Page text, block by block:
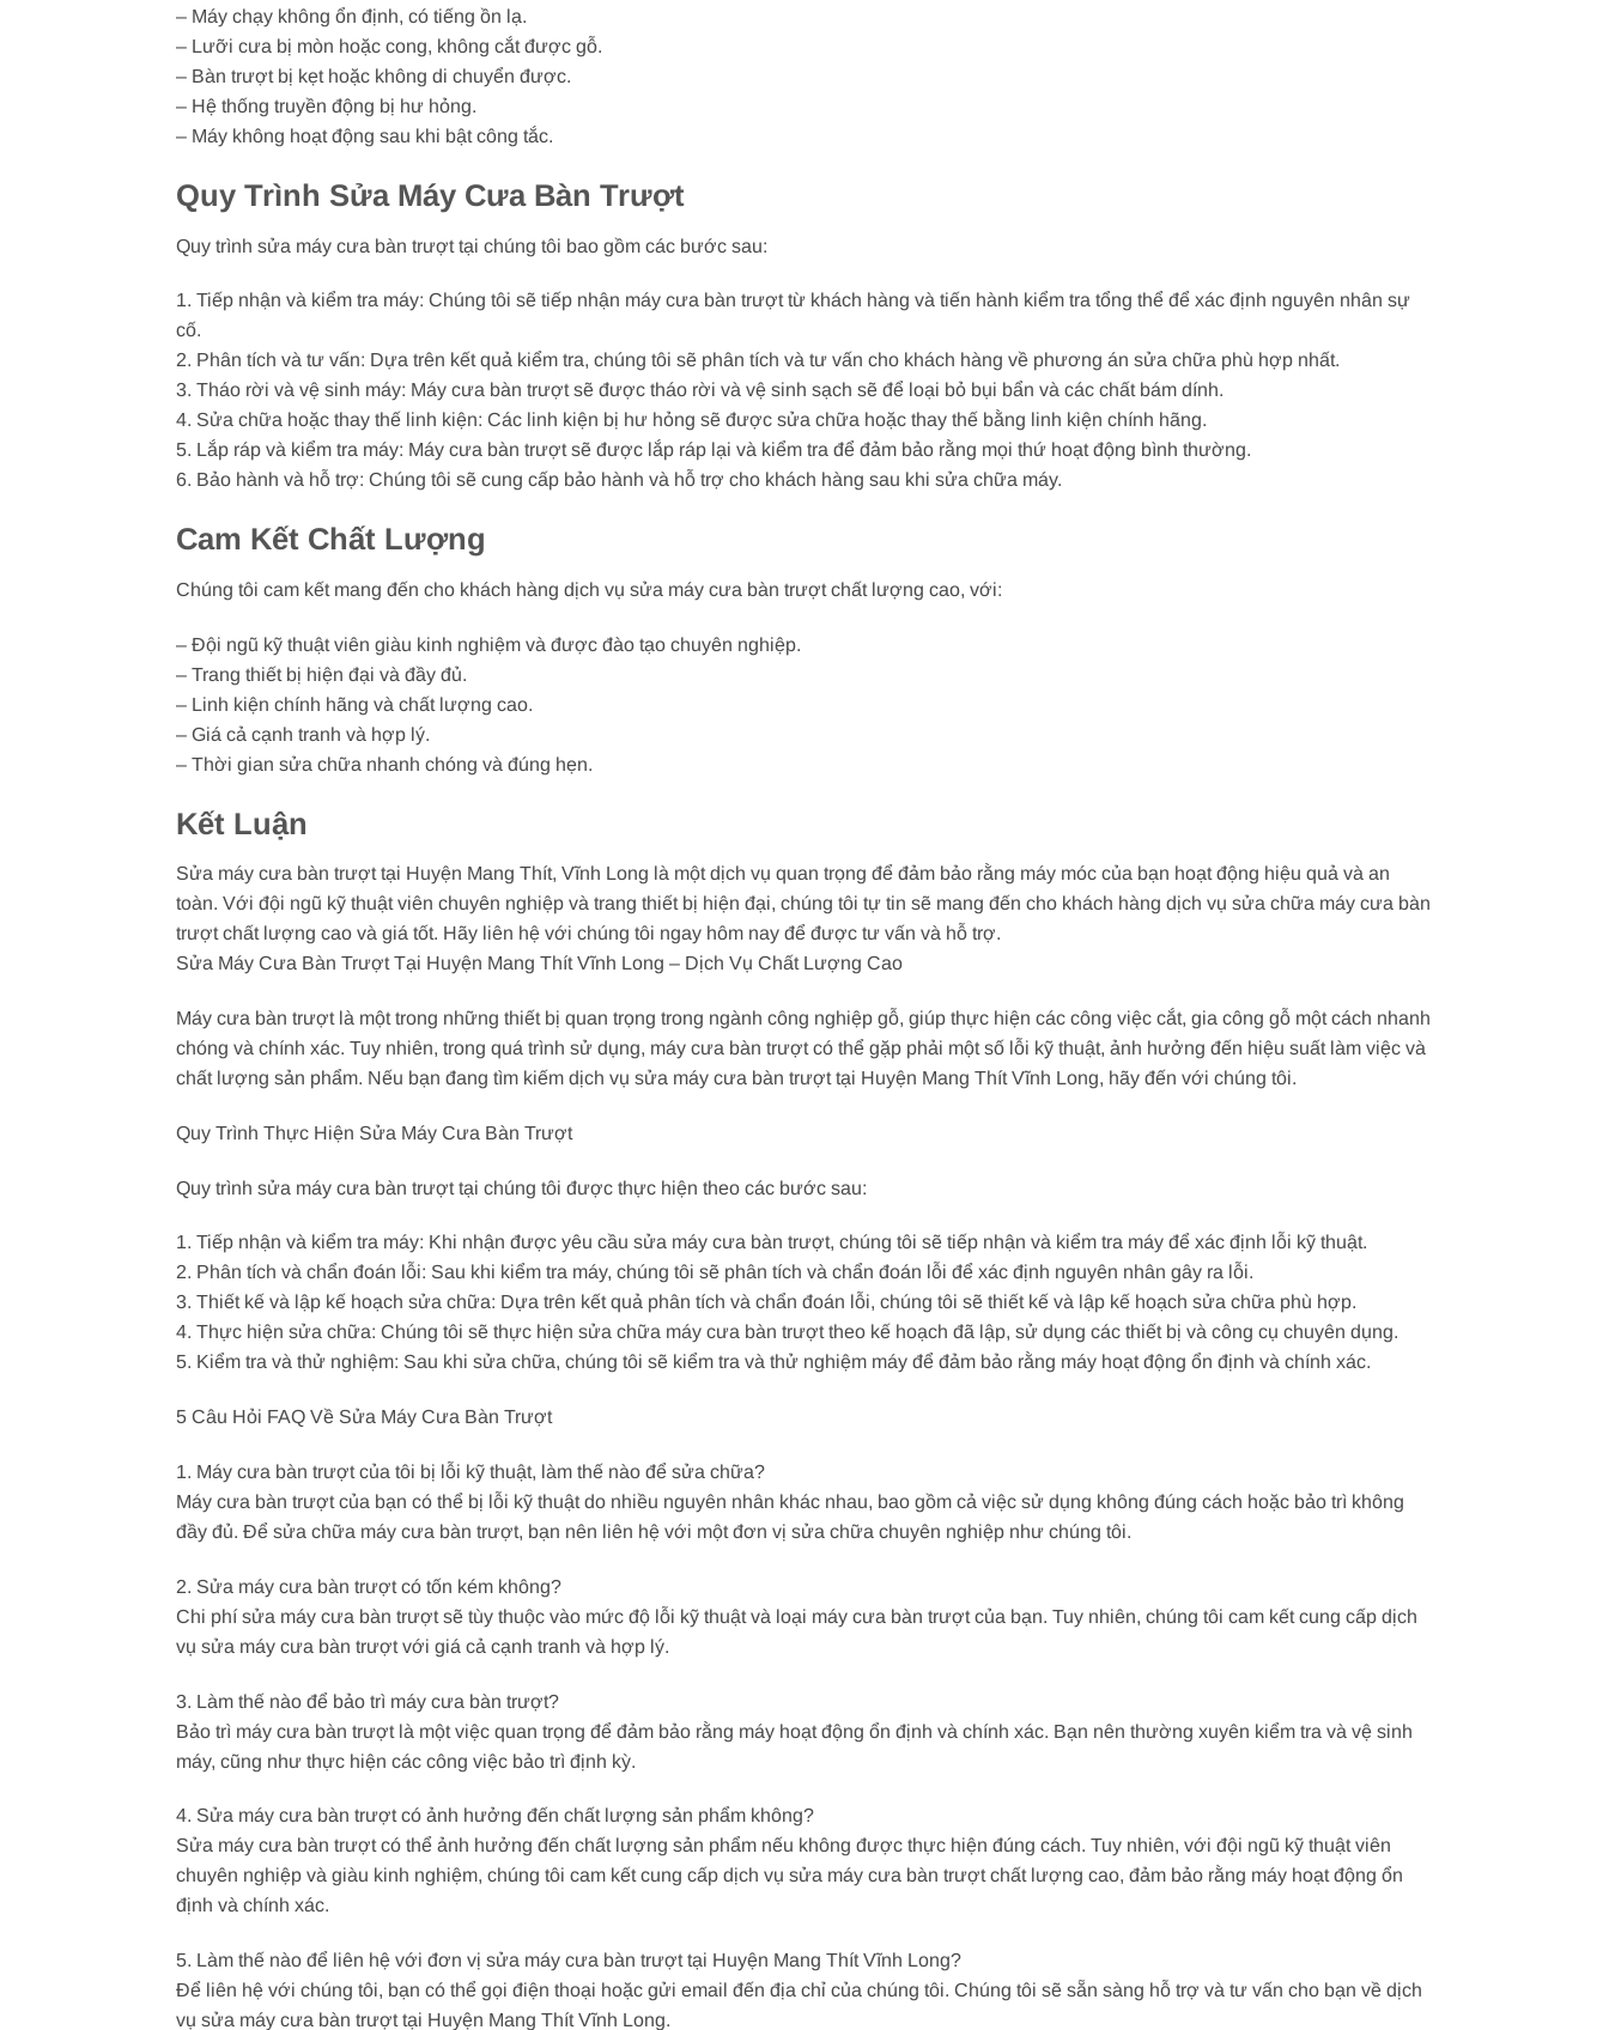
– Máy chạy không ổn định, có tiếng ồn lạ.
– Lưỡi cưa bị mòn hoặc cong, không cắt được gỗ.
– Bàn trượt bị kẹt hoặc không di chuyển được.
– Hệ thống truyền động bị hư hỏng.
– Máy không hoạt động sau khi bật công tắc.
Quy Trình Sửa Máy Cưa Bàn Trượt
Quy trình sửa máy cưa bàn trượt tại chúng tôi bao gồm các bước sau:
1. Tiếp nhận và kiểm tra máy: Chúng tôi sẽ tiếp nhận máy cưa bàn trượt từ khách hàng và tiến hành kiểm tra tổng thể để xác định nguyên nhân sự
cố.
2. Phân tích và tư vấn: Dựa trên kết quả kiểm tra, chúng tôi sẽ phân tích và tư vấn cho khách hàng về phương án sửa chữa phù hợp nhất.
3. Tháo rời và vệ sinh máy: Máy cưa bàn trượt sẽ được tháo rời và vệ sinh sạch sẽ để loại bỏ bụi bẩn và các chất bám dính.
4. Sửa chữa hoặc thay thế linh kiện: Các linh kiện bị hư hỏng sẽ được sửa chữa hoặc thay thế bằng linh kiện chính hãng.
5. Lắp ráp và kiểm tra máy: Máy cưa bàn trượt sẽ được lắp ráp lại và kiểm tra để đảm bảo rằng mọi thứ hoạt động bình thường.
6. Bảo hành và hỗ trợ: Chúng tôi sẽ cung cấp bảo hành và hỗ trợ cho khách hàng sau khi sửa chữa máy.
Cam Kết Chất Lượng
Chúng tôi cam kết mang đến cho khách hàng dịch vụ sửa máy cưa bàn trượt chất lượng cao, với:
– Đội ngũ kỹ thuật viên giàu kinh nghiệm và được đào tạo chuyên nghiệp.
– Trang thiết bị hiện đại và đầy đủ.
– Linh kiện chính hãng và chất lượng cao.
– Giá cả cạnh tranh và hợp lý.
– Thời gian sửa chữa nhanh chóng và đúng hẹn.
Kết Luận
Sửa máy cưa bàn trượt tại Huyện Mang Thít, Vĩnh Long là một dịch vụ quan trọng để đảm bảo rằng máy móc của bạn hoạt động hiệu quả và an
toàn. Với đội ngũ kỹ thuật viên chuyên nghiệp và trang thiết bị hiện đại, chúng tôi tự tin sẽ mang đến cho khách hàng dịch vụ sửa chữa máy cưa bàn
trượt chất lượng cao và giá tốt. Hãy liên hệ với chúng tôi ngay hôm nay để được tư vấn và hỗ trợ.
Sửa Máy Cưa Bàn Trượt Tại Huyện Mang Thít Vĩnh Long – Dịch Vụ Chất Lượng Cao
Máy cưa bàn trượt là một trong những thiết bị quan trọng trong ngành công nghiệp gỗ, giúp thực hiện các công việc cắt, gia công gỗ một cách nhanh
chóng và chính xác. Tuy nhiên, trong quá trình sử dụng, máy cưa bàn trượt có thể gặp phải một số lỗi kỹ thuật, ảnh hưởng đến hiệu suất làm việc và
chất lượng sản phẩm. Nếu bạn đang tìm kiếm dịch vụ sửa máy cưa bàn trượt tại Huyện Mang Thít Vĩnh Long, hãy đến với chúng tôi.
Quy Trình Thực Hiện Sửa Máy Cưa Bàn Trượt
Quy trình sửa máy cưa bàn trượt tại chúng tôi được thực hiện theo các bước sau:
1. Tiếp nhận và kiểm tra máy: Khi nhận được yêu cầu sửa máy cưa bàn trượt, chúng tôi sẽ tiếp nhận và kiểm tra máy để xác định lỗi kỹ thuật.
2. Phân tích và chẩn đoán lỗi: Sau khi kiểm tra máy, chúng tôi sẽ phân tích và chẩn đoán lỗi để xác định nguyên nhân gây ra lỗi.
3. Thiết kế và lập kế hoạch sửa chữa: Dựa trên kết quả phân tích và chẩn đoán lỗi, chúng tôi sẽ thiết kế và lập kế hoạch sửa chữa phù hợp.
4. Thực hiện sửa chữa: Chúng tôi sẽ thực hiện sửa chữa máy cưa bàn trượt theo kế hoạch đã lập, sử dụng các thiết bị và công cụ chuyên dụng.
5. Kiểm tra và thử nghiệm: Sau khi sửa chữa, chúng tôi sẽ kiểm tra và thử nghiệm máy để đảm bảo rằng máy hoạt động ổn định và chính xác.
5 Câu Hỏi FAQ Về Sửa Máy Cưa Bàn Trượt
1. Máy cưa bàn trượt của tôi bị lỗi kỹ thuật, làm thế nào để sửa chữa?
Máy cưa bàn trượt của bạn có thể bị lỗi kỹ thuật do nhiều nguyên nhân khác nhau, bao gồm cả việc sử dụng không đúng cách hoặc bảo trì không
đầy đủ. Để sửa chữa máy cưa bàn trượt, bạn nên liên hệ với một đơn vị sửa chữa chuyên nghiệp như chúng tôi.
2. Sửa máy cưa bàn trượt có tốn kém không?
Chi phí sửa máy cưa bàn trượt sẽ tùy thuộc vào mức độ lỗi kỹ thuật và loại máy cưa bàn trượt của bạn. Tuy nhiên, chúng tôi cam kết cung cấp dịch
vụ sửa máy cưa bàn trượt với giá cả cạnh tranh và hợp lý.
3. Làm thế nào để bảo trì máy cưa bàn trượt?
Bảo trì máy cưa bàn trượt là một việc quan trọng để đảm bảo rằng máy hoạt động ổn định và chính xác. Bạn nên thường xuyên kiểm tra và vệ sinh
máy, cũng như thực hiện các công việc bảo trì định kỳ.
4. Sửa máy cưa bàn trượt có ảnh hưởng đến chất lượng sản phẩm không?
Sửa máy cưa bàn trượt có thể ảnh hưởng đến chất lượng sản phẩm nếu không được thực hiện đúng cách. Tuy nhiên, với đội ngũ kỹ thuật viên
chuyên nghiệp và giàu kinh nghiệm, chúng tôi cam kết cung cấp dịch vụ sửa máy cưa bàn trượt chất lượng cao, đảm bảo rằng máy hoạt động ổn
định và chính xác.
5. Làm thế nào để liên hệ với đơn vị sửa máy cưa bàn trượt tại Huyện Mang Thít Vĩnh Long?
Để liên hệ với chúng tôi, bạn có thể gọi điện thoại hoặc gửi email đến địa chỉ của chúng tôi. Chúng tôi sẽ sẵn sàng hỗ trợ và tư vấn cho bạn về dịch
vụ sửa máy cưa bàn trượt tại Huyện Mang Thít Vĩnh Long.